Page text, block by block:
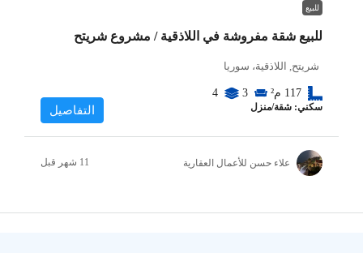
للبيع
للبيع شقة مفروشة في اللاذقية / مشروع شريتح
شريتح, اللاذقية، سوريا
117 م² 3
4
سكني: شقة/منزل التفاصيل
علاء حسن للأعمال العقارية